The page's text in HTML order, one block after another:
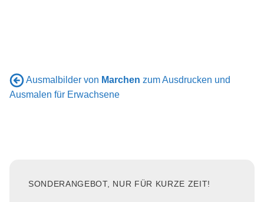
Ausmalbilder von Marchen zum Ausdrucken und
Ausmalen für Erwachsene
SONDERANGEBOT, NUR FÜR KURZE ZEIT!